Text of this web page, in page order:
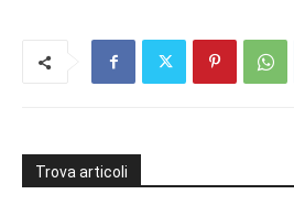
Trova articoli